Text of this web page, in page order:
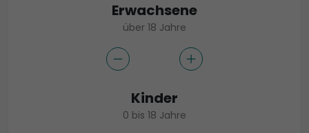
Erwachsene
über 18 Jahre
Kinder
0 bis 18 Jahre